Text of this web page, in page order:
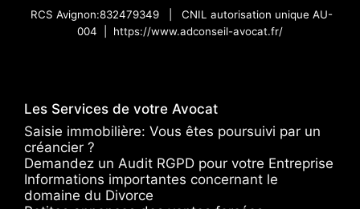
RCS Avignon:832479349 | CNIL autorisation unique AU-
004 | https://www.adconseil-avocat.fr/
Les Services de votre Avocat
Saisie immobilière: Vous êtes poursuivi par un
créancier ?
Demandez un Audit RGPD pour votre Entreprise
Informations importantes concernant le
domaine du Divorce